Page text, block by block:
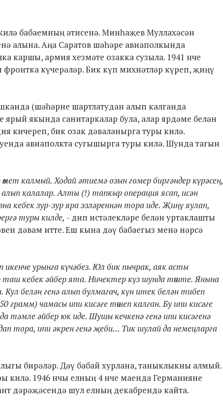
бабаемның әтисенә. Минһаҗев Муллахәсән
алына. Аңа Саратов шәһәре авиаполкында
каршы, армия хезмәте озакка сузыла. 1941 нче
күчерәләр. Бик күп михнәтләр күреп, җиңү
(шәһәрне шартлатудан алып калганда
якында санитаркалар була, алар ярдәме белән
кичереп, бик озак дәваланырга туры килә.
авиаполкта сугышырга туры килә. Шунда тагын
калмый. Ходай әтиемә озын гомер биргәндер күрәсең,
калалар. Алты (!) тапкыр операция ясап, исән
кебек зур-зур яра эзләреннән тора иде. Җиңү яулап,
туры килде, - дип истәлекләре белән уртаклашты
дәвам итте. Еш кына дәү бабаегыз менә нәрсә
урынга күчәбез. Юл бик пычрак, аяк асты
таш кебек әйбер ята. Ничектер күз шунда төште. Янына
белән генә алып булмагач, күн итек белән тибеп
чамасы ипи кисәге төшеп калган. Бу ипи кисәге
тәмле әйбер юк иде. Шушы кечкенә генә ипи кисәгенә
тора, ипи әкрен генә җеби... Тик шулай да немецларга
бирәләр. Дәү бабай хурлана, таныклыкны алмый.
килә. 1946 нчы елның 4 нче маенда Германияне
дәрәҗәсендә шул елның декабрендә кайта.